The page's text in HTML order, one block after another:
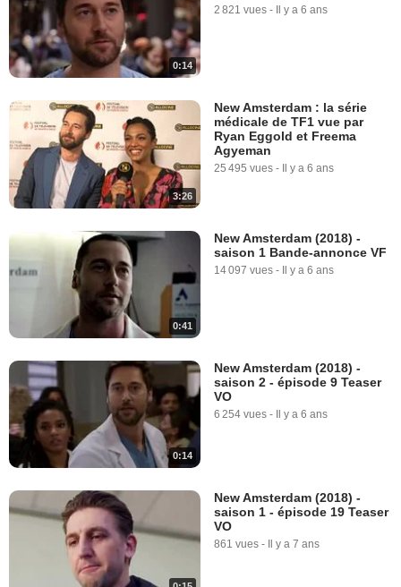
0:14
2 821 vues - Il y a 6 ans
3:26
New Amsterdam : la série
médicale de TF1 vue par
Ryan Eggold et Freema
Agyeman
25 495 vues - Il y a 6 ans
0:41
New Amsterdam (2018) -
saison 1 Bande-annonce VF
14 097 vues - Il y a 6 ans
0:14
New Amsterdam (2018) -
saison 2 - épisode 9 Teaser
VO
6 254 vues - Il y a 6 ans
New Amsterdam (2018) -
saison 1 - épisode 19 Teaser
VO
861 vues - Il y a 7 ans